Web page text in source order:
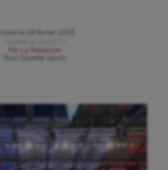
Publié le
28 février 2019
Par
La Rédaction
Gazette Sports